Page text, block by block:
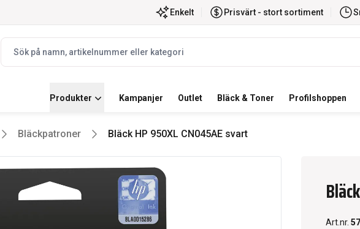
Snabb leverans
Enkelt Prisvärt - stort sortiment
navbar.quicksearch.label
Produkter Kampanjer Outlet Bläck & Toner Profilshoppen
Bläckpatroner Bläck HP 950XL CN045AE svart
Art.nr.